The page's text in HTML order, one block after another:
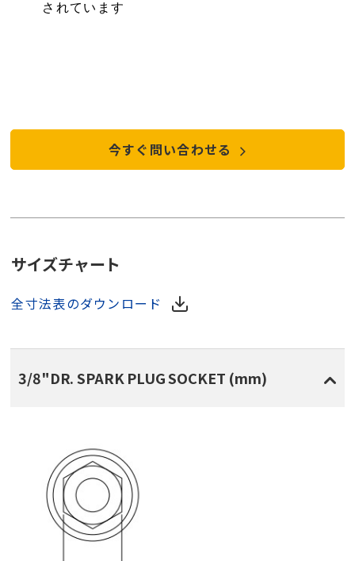
されています
今すぐ問い合わせる
サイズチャート
全寸法表のダウンロード
3/8"DR. SPARK PLUG SOCKET (mm)